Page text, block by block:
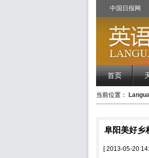
中国日报网
首页
当前位置：
阜阳美好乡
[ 2013-05-20